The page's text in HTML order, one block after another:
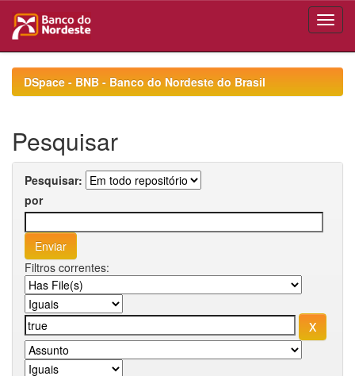
navigationDSpace - BNB - Banco do Nordeste do Brasil
Pesquisar
Pesquisar:
por
Filtros correntes: